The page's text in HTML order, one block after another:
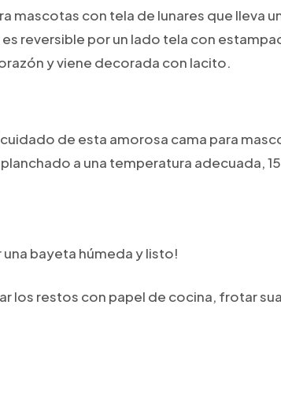
mascotas con tela de lunares que lleva
reversible por un lado tela con
y viene decorada con lacito.
de esta amorosa cama para
a una temperatura adecuada,
bayeta húmeda y listo!
los restos con papel de cocina, frotar